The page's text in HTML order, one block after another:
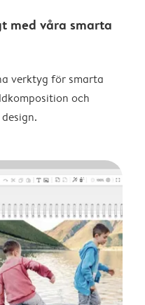
med våra smarta
verktyg för smarta
och